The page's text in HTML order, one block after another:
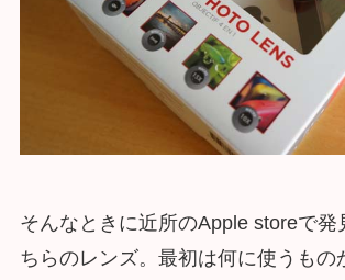
そんなときに近所のApple storeで発
ちらのレンズ。最初は何に使うもの